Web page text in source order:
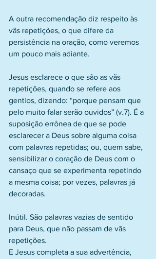
A outra recomendação diz respeito às
vãs repetições, o que difere da
persistência na oração, como veremos
um pouco mais adiante.
Jesus esclarece o que são as vãs
repetições, quando se refere aos
gentios, dizendo: “porque pensam que
pelo muito falar serão ouvidos” (v.7). É a
suposição errônea de que se pode
esclarecer a Deus sobre alguma coisa
com palavras repetidas; ou, quem sabe,
sensibilizar o coração de Deus com o
cansaço que se experimenta repetindo
a mesma coisa; por vezes, palavras já
decoradas.
Inútil. São palavras vazias de sentido
para Deus, que não passam de vãs
repetições.
E Jesus completa a sua advertência,